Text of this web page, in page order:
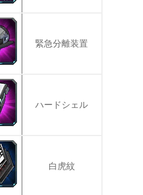
緊急分離装置
ハードシェル
白虎紋